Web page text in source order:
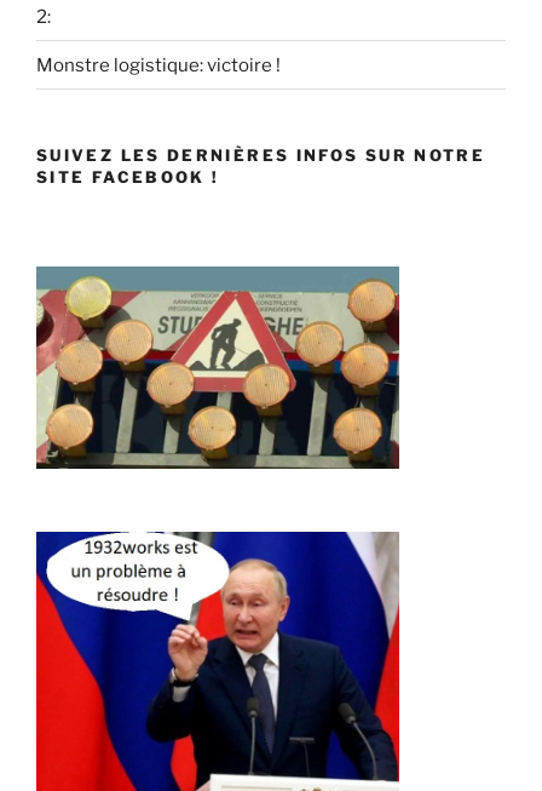
2:
Monstre logistique: victoire !
SUIVEZ LES DERNIÈRES INFOS SUR NOTRE
SITE FACEBOOK !